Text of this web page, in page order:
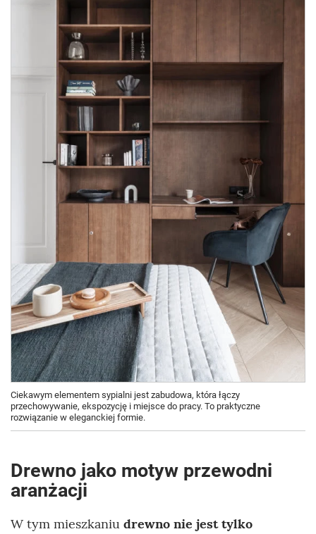
Ciekawym elementem sypialni jest zabudowa, która łączy
przechowywanie, ekspozycję i miejsce do pracy. To praktyczne
rozwiązanie w eleganckiej formie.
Drewno jako motyw przewodni
aranżacji
W tym mieszkaniu drewno nie jest tylko